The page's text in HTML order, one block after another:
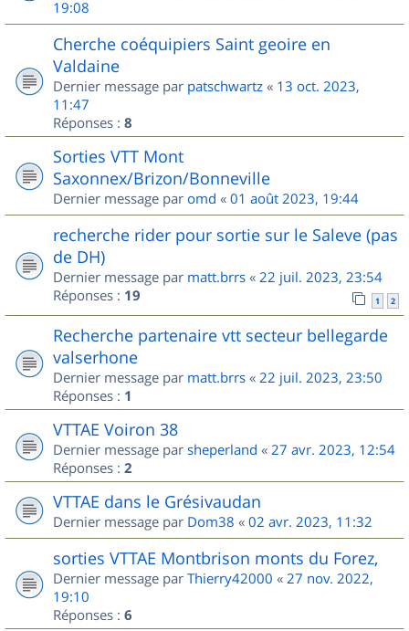
19:08
Cherche coéquipiers Saint geoire en
Valdaine
Dernier message par patschwartz « 13 oct. 2023,
11:47
Réponses : 8
Sorties VTT Mont
Saxonnex/Brizon/Bonneville
Dernier message par omd « 01 août 2023, 19:44
recherche rider pour sortie sur le Saleve (pas
de DH)
Dernier message par matt.brrs « 22 juil. 2023, 23:54
Réponses : 19 1 2
Recherche partenaire vtt secteur bellegarde
valserhone
Dernier message par matt.brrs « 22 juil. 2023, 23:50
Réponses : 1
VTTAE Voiron 38
Dernier message par sheperland « 27 avr. 2023, 12:54
Réponses : 2
VTTAE dans le Grésivaudan
Dernier message par Dom38 « 02 avr. 2023, 11:32
sorties VTTAE Montbrison monts du Forez,
Dernier message par Thierry42000 « 27 nov. 2022,
19:10
Réponses : 6